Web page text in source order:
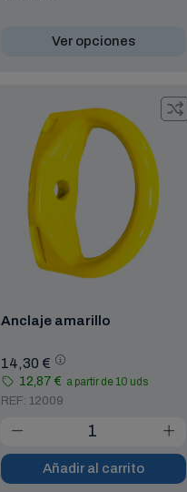
Ver opciones
Anclaje amarillo
14,30 €
12,87 € a partir de 10 uds
REF: 12009
Añadir al carrito